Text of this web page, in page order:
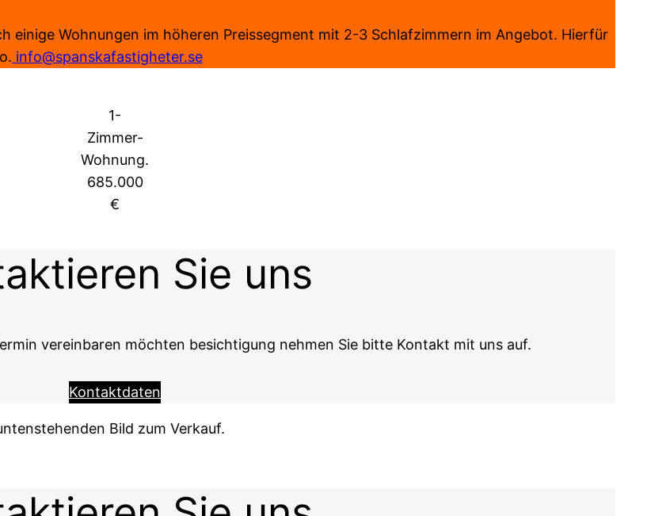
einige Wohnungen im höheren Preissegment mit 2-3 Schlafzimmern im Angebot. Hierfür
info@spanskafastigheter.se
1-
Zimmer-
Wohnung.
685.000
€
Sie uns
vereinbaren möchten besichtigung nehmen Sie bitte Kontakt mit uns auf.
Kontaktdaten
Bild zum Verkauf.